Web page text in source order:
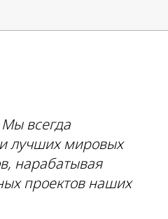
всегда
лучших мировых
, нарабатывая
проектов наших